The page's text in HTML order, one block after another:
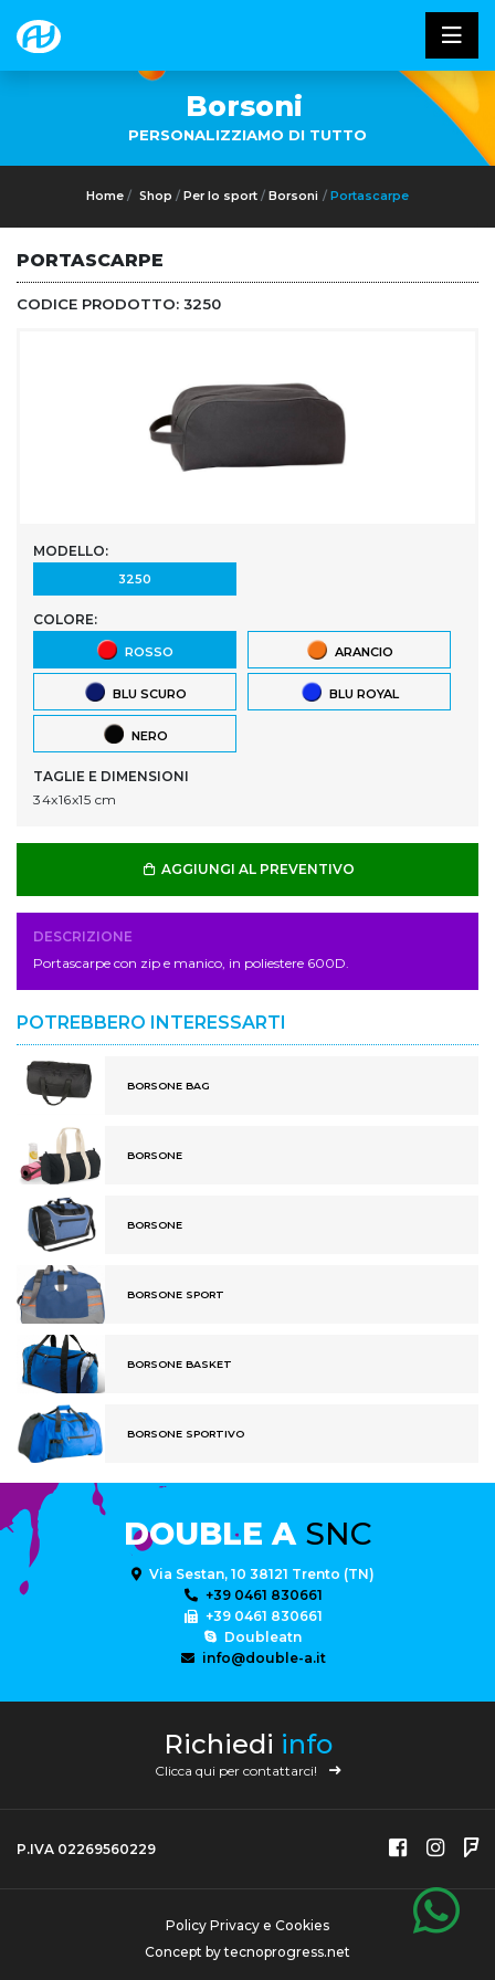
Borsoni
PERSONALIZZIAMO DI TUTTO
Home Shop Per lo sport Borsoni Portascarpe
PORTASCARPE
CODICE PRODOTTO: 3250
MODELLO:
3250
COLORE:
ROSSO ARANCIO
BLU SCURO BLU ROYAL
NERO
TAGLIE E DIMENSIONI
34x16x15 cm
AGGIUNGI AL PREVENTIVO
DESCRIZIONE
Portascarpe con zip e manico, in poliestere 600D.
POTREBBERO INTERESSARTI
BORSONE BAG
BORSONE
BORSONE
BORSONE SPORT
BORSONE BASKET
BORSONE SPORTIVO
DOUBLE A SNC
Via Sestan, 10 38121 Trento (TN)
+39 0461 830661
+39 0461 830661
Doubleatn
info@double-a.it
Richiedi info
Clicca qui per contattarci!
P.IVA 02269560229
Policy Privacy e Cookies
Concept bytecnoprogress.net